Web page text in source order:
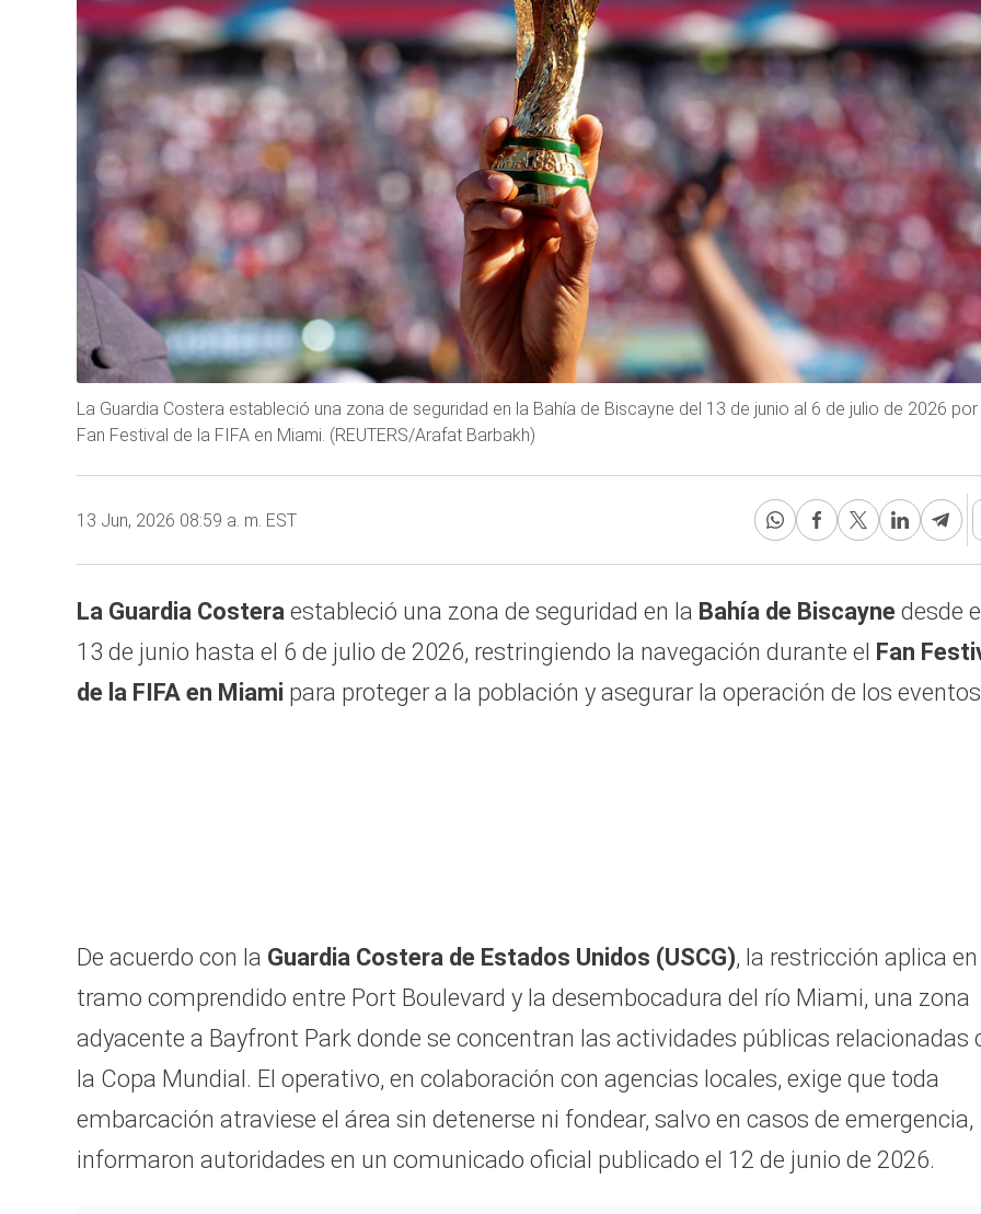
La Guardia Costera estableció una zona de seguridad en la Bahía de Biscayne del 13 de junio al 6 de julio de 2026 por
Fan Festival de la FIFA en Miami. (REUTERS/Arafat Barbakh)
13 Jun, 2026 08:59 a. m. EST
La Guardia Costera estableció una zona de seguridad en la Bahía de Biscayne desde
13 de junio hasta el 6 de julio de 2026, restringiendo la navegación durante el Fan
de la FIFA en Miami para proteger a la población y asegurar la operación de los
De acuerdo con la Guardia Costera de Estados Unidos (USCG), la restricción aplica en
tramo comprendido entre Port Boulevard y la desembocadura del río Miami, una zona
adyacente a Bayfront Park donde se concentran las actividades públicas relacionadas
la Copa Mundial. El operativo, en colaboración con agencias locales, exige que toda
embarcación atraviese el área sin detenerse ni fondear, salvo en casos de emergencia,
informaron autoridades en un comunicado oficial publicado el 12 de junio de 2026.